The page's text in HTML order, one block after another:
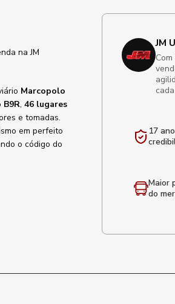
na JM
Marcopolo
B9R, 46 lugares
e tomadas.
em perfeito
o código do
JM
17
Maior
do